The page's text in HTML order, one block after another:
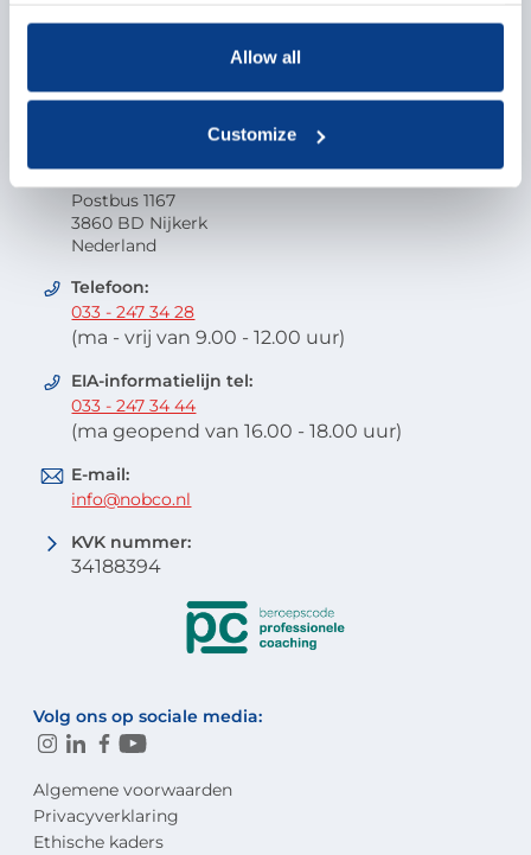
process your information.
Allow all
Customize
Contactgegevens
Postbus 1167
3860 BD Nijkerk
Nederland
Telefoon:
033 - 247 34 28
(ma - vrij van 9.00 - 12.00 uur)
EIA-informatielijn tel:
033 - 247 34 44
(ma geopend van 16.00 - 18.00 uur)
E-mail:
info@nobco.nl
KVK nummer:
34188394
Volg ons op sociale media:
Algemene voorwaarden
Privacyverklaring
Ethische kaders